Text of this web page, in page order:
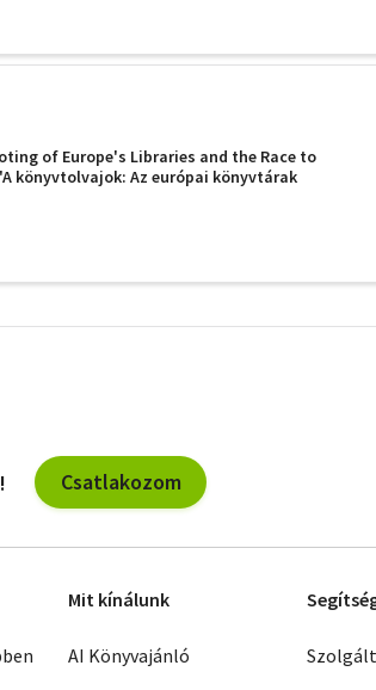
of Europe's Libraries and the Race to
könyvtolvajok: Az európai könyvtárak
szűrők
Csatlakozom
Mit kínálunk
AI Könyvajánló